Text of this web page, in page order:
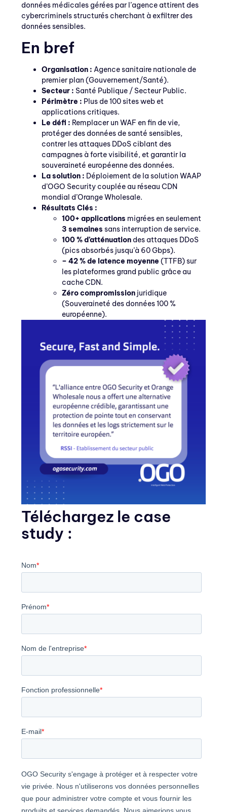
données médicales gérées par l’agence attirent des
cybercriminels structurés cherchant à exfiltrer des
données sensibles.
En bref
Organisation : Agence sanitaire nationale de
premier plan (Gouvernement/Santé).
Secteur : Santé Publique / Secteur Public.
Périmètre : Plus de 100 sites web et
applications critiques.
Le défi : Remplacer un WAF en fin de vie,
protéger des données de santé sensibles,
contrer les attaques DDoS ciblant des
campagnes à forte visibilité, et garantir la
souveraineté européenne des données.
La solution : Déploiement de la solution WAAP
d’OGO Security couplée au réseau CDN
mondial d’Orange Wholesale.
Résultats Clés :
100+ applications migrées en seulement
3 semaines sans interruption de service.
100 % d’atténuation des attaques DDoS
(pics absorbés jusqu’à 60 Gbps).
– 42 % de latence moyenne (TTFB) sur
les plateformes grand public grâce au
cache CDN.
Zéro compromission juridique
(Souveraineté des données 100 %
européenne).
Téléchargez le case
study :